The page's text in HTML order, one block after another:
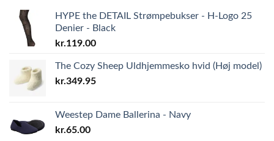
HYPE the DETAIL Strømpebukser - H-Logo 25
Denier - Black
kr.119.00
The Cozy Sheep Uldhjemmesko hvid (Høj model)
kr.349.95
Weestep Dame Ballerina - Navy
kr.65.00